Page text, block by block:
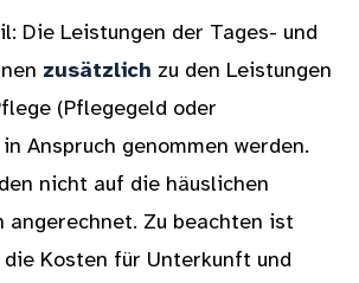
Die Leistungen der Tages- und
zusätzlich zu den Leistungen
(Pflegegeld oder
Anspruch genommen werden.
nicht auf die häuslichen
angerechnet. Zu beachten ist
die Kosten für Unterkunft und